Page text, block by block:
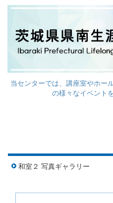
当センターでは、講座室やホー
の様々なイベント
和室２ 写真ギャラリー